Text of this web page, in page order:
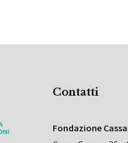
Contatti
Fondazione